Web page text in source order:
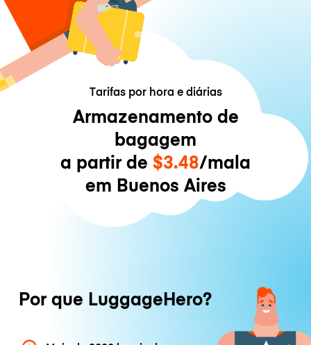
Tarifas por hora e diárias
Armazenamento de
bagagem
a partir de $3.48/mala
em Buenos Aires
Por que LuggageHero?